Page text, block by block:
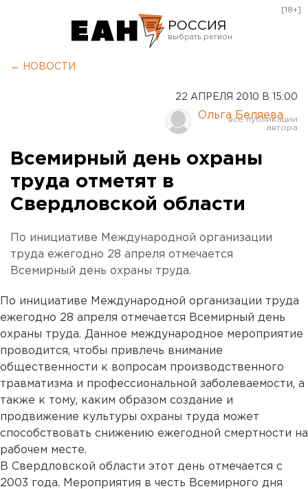
РОССИЯ
Курган
Оренбург
[18+]
← НОВОСТИ
22 АПРЕЛЯ 2010 В 15:00
Ольга Беляева
Всемирный день охраны
труда отметят в
Свердловской области
По инициативе Международной организации
труда ежегодно 28 апреля отмечается
Всемирный день охраны труда.
По инициативе Международной организации труда
ежегодно 28 апреля отмечается Всемирный день
охраны труда. Данное международное мероприятие
проводится, чтобы привлечь внимание
общественности к вопросам производственного
травматизма и профессиональной заболеваемости, а
также к тому, каким образом создание и
продвижение культуры охраны труда может
способствовать снижению ежегодной смертности на
рабочем месте.
В Свердловской области этот день отмечается с
2003 года. Мероприятия в честь Всемирного дня